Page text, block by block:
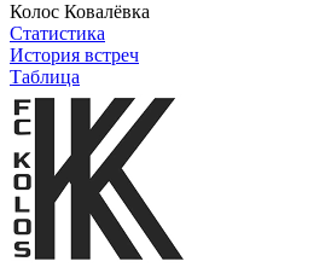
Колос Ковалёвка
Статистика
История встреч
Таблица